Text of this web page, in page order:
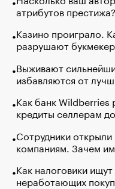
атрибутов
Казино проиграло.
разрушают
Выживают
избавляются от
Как банк Wildberries
кредиты селлерам
Сотрудники
компаниям. Зачем
Как налоговики
неработающих